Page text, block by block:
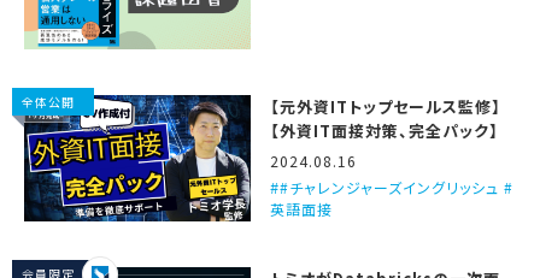
全体公開
【元外資ITトップセールス監修】
【外資IT面接対策、完全パック】
2024.08.16
#チャレンジャーズイングリッシュ #
英語面接
会員限定